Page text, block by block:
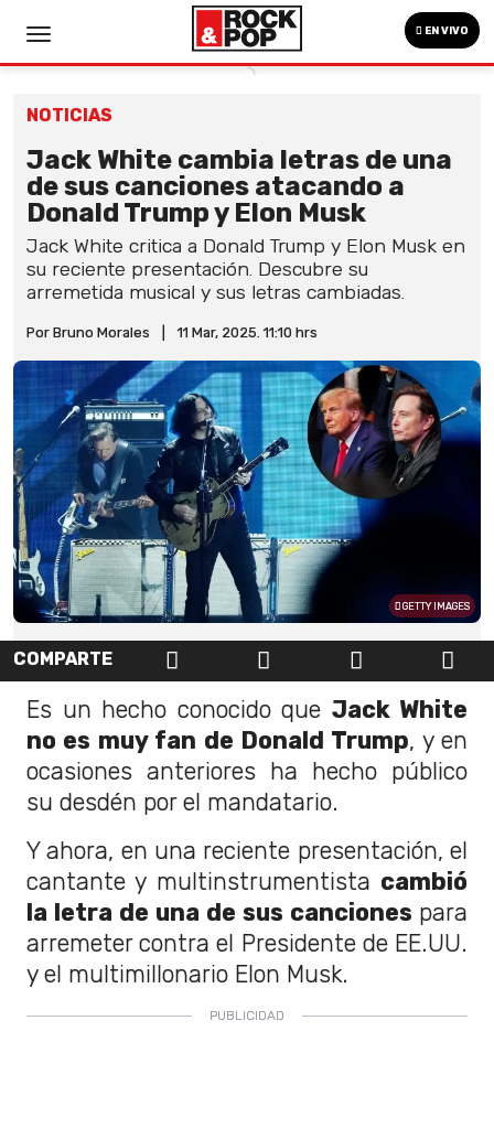
EN VIVO
NOTICIAS
Jack White cambia letras de una
de sus canciones atacando a
Donald Trump y Elon Musk
Jack White critica a Donald Trump y Elon Musk en
su reciente presentación. Descubre su
arremetida musical y sus letras cambiadas.
Por Bruno Morales 11 Mar, 2025. 11:10 hrs
GETTY IMAGES
COMPARTE
Es un hecho conocido que Jack White
no es muy fan de Donald Trump, y en
ocasiones anteriores ha hecho público
su desdén por el mandatario.
Y ahora, en una reciente presentación, el
cantante y multinstrumentista cambió
la letra de una de sus canciones para
arremeter contra el Presidente de EE.UU.
y el multimillonario Elon Musk.